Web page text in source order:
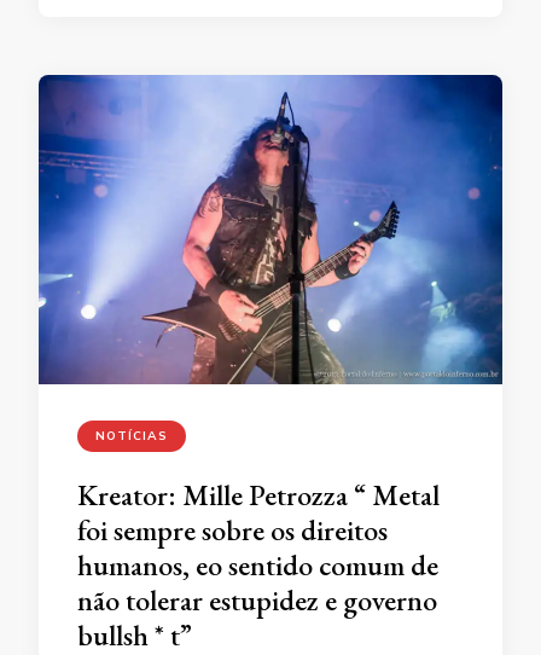
NOTÍCIAS
Kreator: Mille Petrozza “ Metal
foi sempre sobre os direitos
humanos, eo sentido comum de
não tolerar estupidez e governo
bullsh * t”